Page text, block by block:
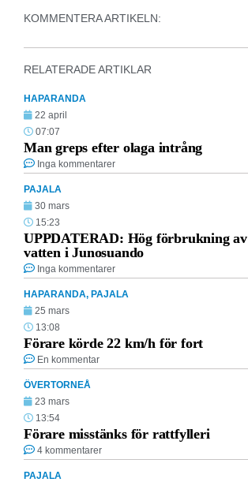
KOMMENTERA ARTIKELN:
RELATERADE ARTIKLAR
HAPARANDA
22 april
07:07
Man greps efter olaga intrång
Inga kommentarer
PAJALA
30 mars
15:23
UPPDATERAD: Hög förbrukning av
vatten i Junosuando
Inga kommentarer
HAPARANDA, PAJALA
25 mars
13:08
Förare körde 22 km/h för fort
En kommentar
ÖVERTORNEÅ
23 mars
13:54
Förare misstänks för rattfylleri
4 kommentarer
PAJALA